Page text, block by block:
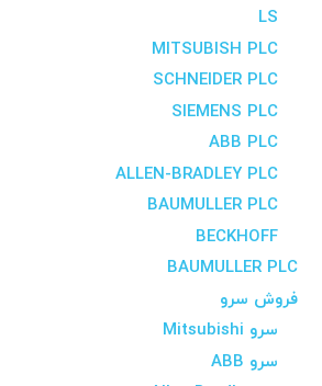
LS
MITSUBISH PLC
SCHNEIDER PLC
SIEMENS PLC
ABB PLC
ALLEN-BRADLEY PLC
BAUMULLER PLC
BECKHOFF
BAUMULLER PLC
فروش سرو
سرو Mitsubishi
سرو ABB